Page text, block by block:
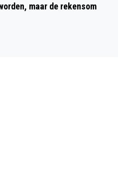
maar de rekensom